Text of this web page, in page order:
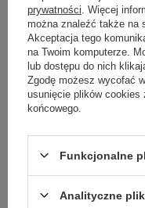
prywatności . Więcej
można znaleźć także na
Akceptacja tego
na Twoim komputerze.
lub dostępu do nich
Zgodę możesz wycofać
usunięcie plików cookies
końcowego.
Funkcjonalne
Analityczne